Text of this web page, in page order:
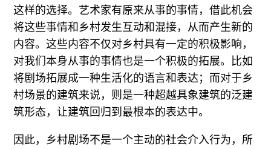
这样的选择。艺术家有原来从事的事情，借此机会
将这些事情和乡村发生互动和混接，从而产生新的
内容。这些内容不仅对乡村具有一定的积极影响，
对我们本身从事的事情也是一个积极的拓展。比如
将剧场拓展成一种生活化的语言和表达；而对于乡
村场景的建筑来说，则是一种超越具象建筑的泛建
筑形态，让建筑回归到最根本的表达中。
因此，乡村剧场不是一个主动的社会介入行为，所